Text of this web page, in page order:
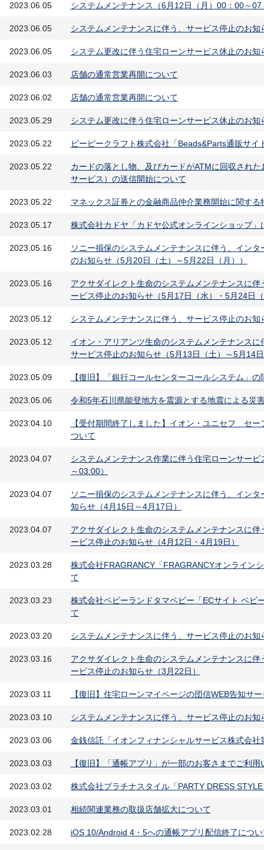
2023.06.05 システムメンテナンス（6月12日（月）00：00～
2023.06.05 システムメンテナンスに伴う、サービス停止のお
2023.06.05 システム更改に伴う住宅ローンサービス休止のお知
2023.06.03 店舗の通常営業再開について
2023.06.02 店舗の通常営業再開について
2023.05.29 システム更改に伴う住宅ローンサービス休止のお知
2023.05.22 ビーピークラフト株式会社「Beads&Parts通販サ
2023.05.22
カードの落とし物、及びカードがATMに回収され
サービス）の送信開始について
2023.05.22 マネックス証券との金融商品仲介業務開始に関する
2023.05.17 株式会社カドヤ「カドヤ公式オンラインショップ
2023.05.16
ソニー損保のシステムメンテナンスに伴う、イン
のお知らせ（5月20日（土）～5月22日（月））
2023.05.16
アクサダイレクト生命のシステムメンテナンスに
ービス停止のお知らせ（5月17日（水）・5月24日
2023.05.12 システムメンテナンスに伴う、サービス停止のお
2023.05.12
イオン・アリアンツ生命のシステムメンテナンス
サービス停止のお知らせ（5月13日（土）～5月14
2023.05.09 【復旧】「銀行コールセンターコールシステム」
2023.05.06 令和5年石川県能登地方を震源とする地震による災
2023.04.10
【受付期間終了しました】イオン・ユニセフ セ
ついて
2023.04.07
システムメンテナンス作業に伴う住宅ローンサー
～03:00）
2023.04.07
ソニー損保のシステムメンテナンスに伴う、イン
知らせ（4月15日～4月17日）
2023.04.07
アクサダイレクト生命のシステムメンテナンスに
ービス停止のお知らせ（4月12日・4月19日）
2023.03.28
株式会社FRAGRANCY「FRAGRANCYオンライン
て
2023.03.23
株式会社ベビーランドタマベビー「ECサイト ベビ
て
2023.03.20 システムメンテナンスに伴う、サービス停止のお
2023.03.16
アクサダイレクト生命のシステムメンテナンスに
ービス停止のお知らせ（3月22日）
2023.03.11 【復旧】住宅ローンマイページの団信WEB告知サ
2023.03.10 システムメンテナンスに伴う、サービス停止のお
2023.03.06 金銭信託「イオンフィナンシャルサービス株式会
2023.03.03 【復旧】「通帳アプリ」が一部のお客さまでご利
2023.03.02 株式会社プラチナスタイル「PARTY DRESS
2023.03.01 相続関連業務の取扱店舗拡大について
2023.02.28 iOS 10/Android 4・5への通帳アプリ配信終了につ